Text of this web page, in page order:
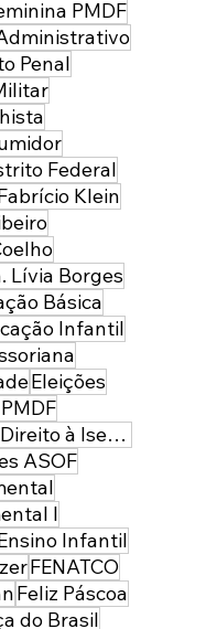
PMDF
Penal
Federal
Klein
Lívia Borges
Básica
Infantil
Eleições
Enfermidades que Dão Direito à Isenção de Imposto de Renda
ASOF
I
Infantil
FENATCO
Feliz Páscoa
do Brasil